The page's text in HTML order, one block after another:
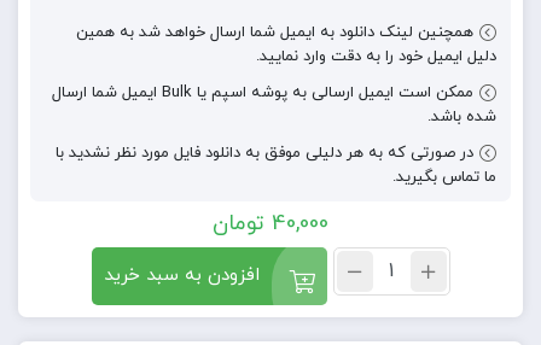
همچنین لینک دانلود به ایمیل شما ارسال خواهد شد به همین
دلیل ایمیل خود را به دقت وارد نمایید.
ممکن است ایمیل ارسالی به پوشه اسپم یا Bulk ایمیل شما ارسال
شده باشد.
در صورتی که به هر دلیلی موفق به دانلود فایل مورد نظر نشدید با
ما تماس بگیرید.
40,000 تومان
افزودن به سبد خرید